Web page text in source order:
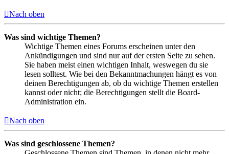
Nach oben
Was sind wichtige Themen?
Wichtige Themen eines Forums erscheinen unter den
Ankündigungen und sind nur auf der ersten Seite zu sehen.
Sie haben meist einen wichtigen Inhalt, weswegen du sie
lesen solltest. Wie bei den Bekanntmachungen hängt es von
deinen Berechtigungen ab, ob du wichtige Themen erstellen
kannst oder nicht; die Berechtigungen stellt die Board-
Administration ein.
Nach oben
Was sind geschlossene Themen?